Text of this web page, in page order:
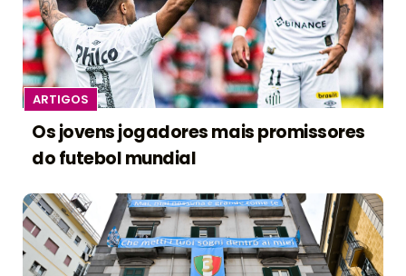
ARTIGOS
Os jovens jogadores mais promissores
do futebol mundial